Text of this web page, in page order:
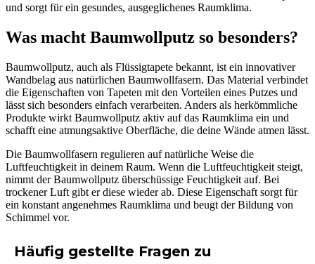
und sorgt für ein gesundes, ausgeglichenes Raumklima.
Was macht Baumwollputz so besonders?
Baumwollputz, auch als Flüssigtapete bekannt, ist ein innovativer
Wandbelag aus natürlichen Baumwollfasern. Das Material verbindet
die Eigenschaften von Tapeten mit den Vorteilen eines Putzes und
lässt sich besonders einfach verarbeiten. Anders als herkömmliche
Produkte wirkt Baumwollputz aktiv auf das Raumklima ein und
schafft eine atmungsaktive Oberfläche, die deine Wände atmen lässt.
Die Baumwollfasern regulieren auf natürliche Weise die
Luftfeuchtigkeit in deinem Raum. Wenn die Luftfeuchtigkeit steigt,
nimmt der Baumwollputz überschüssige Feuchtigkeit auf. Bei
trockener Luft gibt er diese wieder ab. Diese Eigenschaft sorgt für
ein konstant angenehmes Raumklima und beugt der Bildung von
Schimmel vor.
Häufig gestellte Fragen zu